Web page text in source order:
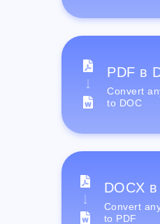
PDF в
Convert
to DOC
DOCX
Convert
to PDF